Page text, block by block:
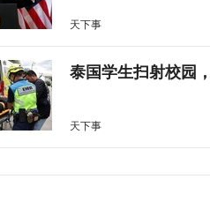
天下事
泰国学生扫射校园
天下事